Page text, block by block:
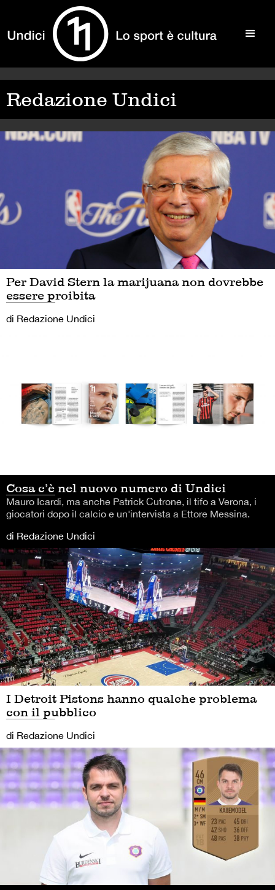
Redazione Undici
Per David Stern la marijuana non dovrebbe
essere proibita
di Redazione Undici
Cosa c’è nel nuovo numero di Undici
Mauro Icardi, ma anche Patrick Cutrone, il tifo a Verona, i
giocatori dopo il calcio e un'intervista a Ettore Messina.
di Redazione Undici
I Detroit Pistons hanno qualche problema
con il pubblico
di Redazione Undici